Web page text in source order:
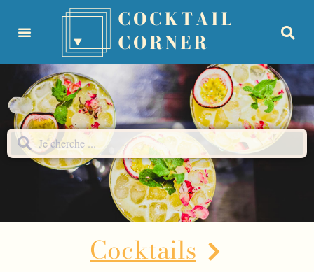
Cocktails